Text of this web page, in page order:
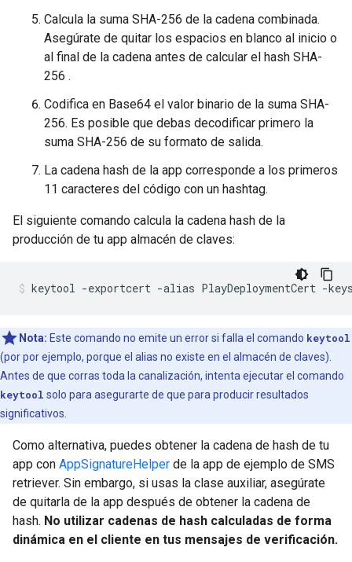
Calcula la suma SHA-256 de la cadena combinada.
Asegúrate de quitar los espacios en blanco al inicio o
al final de la cadena antes de calcular el hash SHA-
256 .
Codifica en Base64 el valor binario de la suma SHA-
256. Es posible que debas decodificar primero la
suma SHA-256 de su formato de salida.
La cadena hash de la app corresponde a los primeros
11 caracteres del código con un hashtag.
El siguiente comando calcula la cadena hash de la
producción de tu app almacén de claves:
Nota: Este comando no emite un error si falla el comando keytool
(por por ejemplo, porque el alias no existe en el almacén de claves).
Antes de que corras toda la canalización, intenta ejecutar el comando
keytool solo para asegurarte de que para producir resultados
significativos.
Como alternativa, puedes obtener la cadena de hash de tu
app con AppSignatureHelper de la app de ejemplo de SMS
retriever. Sin embargo, si usas la clase auxiliar, asegúrate
de quitarla de la app después de obtener la cadena de
hash. No utilizar cadenas de hash calculadas de forma
dinámica en el cliente en tus mensajes de verificación.